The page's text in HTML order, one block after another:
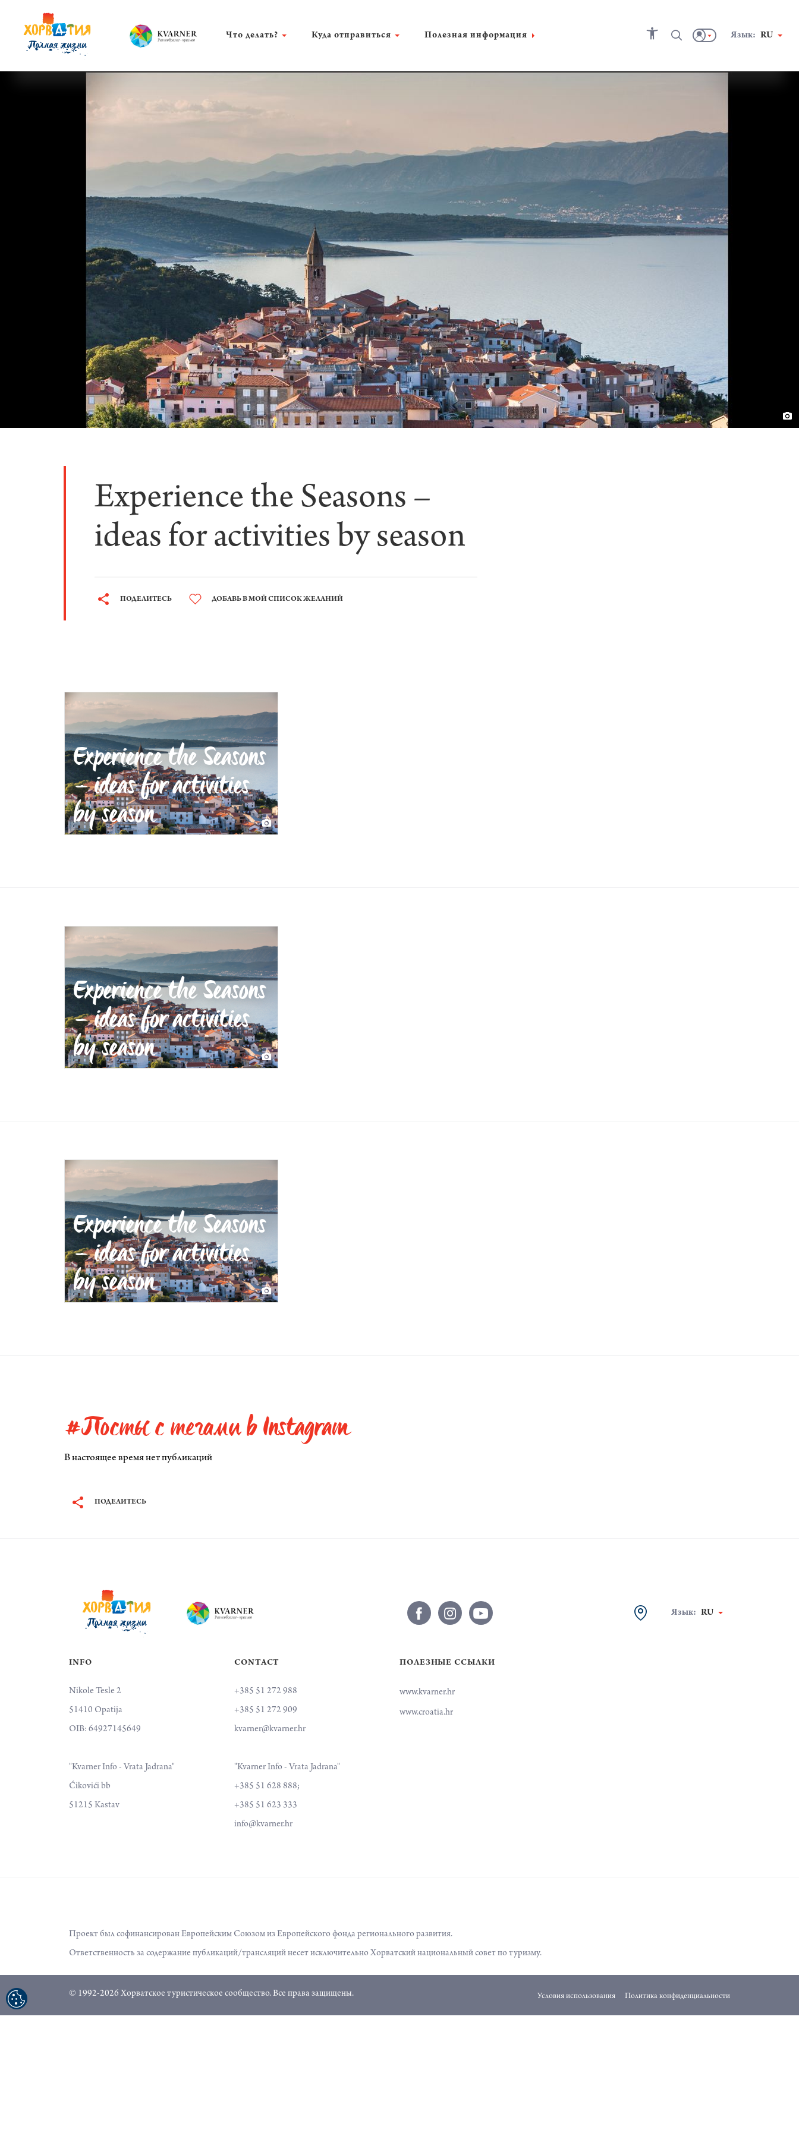
Что делать? Куда отправиться Полезная информация Язык: RU
Experience the Seasons –
ideas for activities by season
ПОДЕЛИТЕСЬ ДОБАВЬ В МОЙ СПИСОК ЖЕЛАНИЙ
Experience the Seasons
– ideas for activities
by season
Experience the Seasons
– ideas for activities
by season
Experience the Seasons
– ideas for activities
by season
#Посты с тегами в Instagram
В настоящее время нет публикаций
ПОДЕЛИТЕСЬ
Язык: RU
INFO
Nikole Tesle 2
51410 Opatija
OIB: 64927145649
"Kvarner Info - Vrata Jadrana"
Ćikovići bb
51215 Kastav
CONTACT
+385 51 272 988
+385 51 272 909
kvarner@kvarner.hr
"Kvarner Info - Vrata Jadrana"
+385 51 628 888;
+385 51 623 333
info@kvarner.hr
ПОЛЕЗНЫЕ ССЫЛКИ
www.kvarner.hr
www.croatia.hr
Проект был софинансирован Европейским Союзом из Европейского фонда регионального развития.
Ответственность за содержание публикаций/трансляций несет исключительно Хорватский национальный совет по туризму.
© 1992-2026 Хорватское туристическое сообщество. Все права защищены. Условия использования Политика конфиденциальности